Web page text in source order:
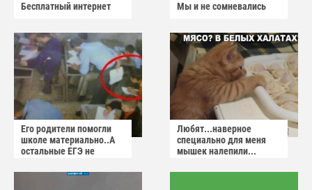
Бесплатный интернет Мы и не сомневались
Его родители помогли
школе материально..А
остальные ЕГЭ не
Любят...наверное
специально для меня
мышек налепили...